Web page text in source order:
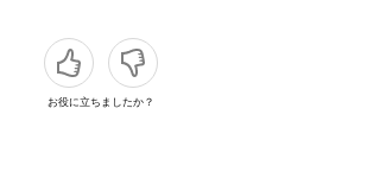
お役に立ちましたか？